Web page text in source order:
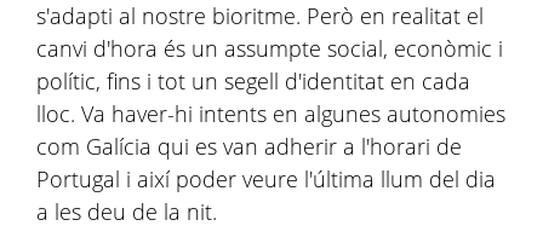
s'adapti al nostre bioritme. Però en realitat el
canvi d'hora és un assumpte social, econòmic i
polític, fins i tot un segell d'identitat en cada
lloc. Va haver-hi intents en algunes autonomies
com Galícia qui es van adherir a l'horari de
Portugal i així poder veure l'última llum del dia
a les deu de la nit.